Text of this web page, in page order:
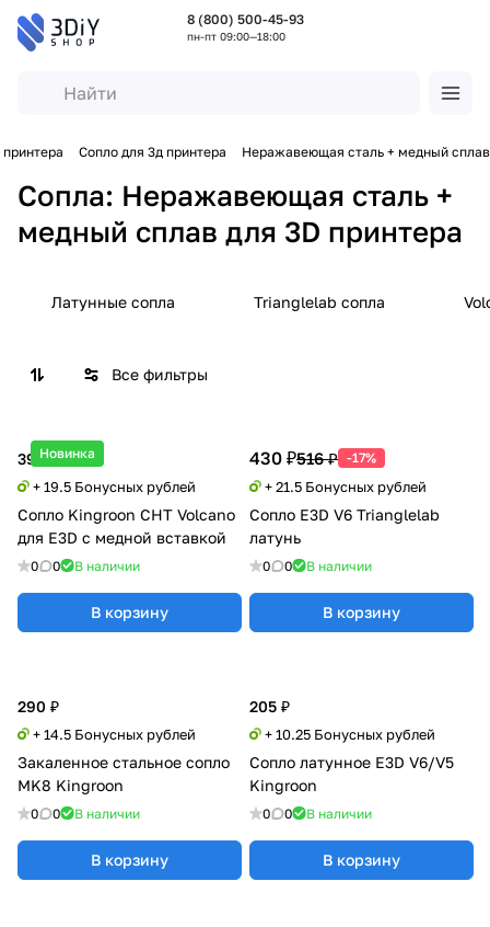
8 (800) 500-45-93
пн-пт 09:00—18:00
Сопло для 3д принтера Неражавеющая сталь + медный сплав
Сопла: Неражавеющая сталь +
медный сплав для 3D принтера
Латунные сопла Trianglelab сопла
Все фильтры
Новинка
390 ₽
+ 19.5 Бонусных рублей
Сопло Kingroon CHT Volcano
для E3D с медной вставкой
0 0 В наличии
В корзину
430 ₽516 ₽ -17%
+ 21.5 Бонусных рублей
Сопло E3D V6 Trianglelab
латунь
0 0 В наличии
В корзину
290 ₽
+ 14.5 Бонусных рублей
Закаленное стальное сопло
MK8 Kingroon
0 0 В наличии
В корзину
205 ₽
+ 10.25 Бонусных рублей
Сопло латунное E3D V6/V5
Kingroon
0 0 В наличии
В корзину